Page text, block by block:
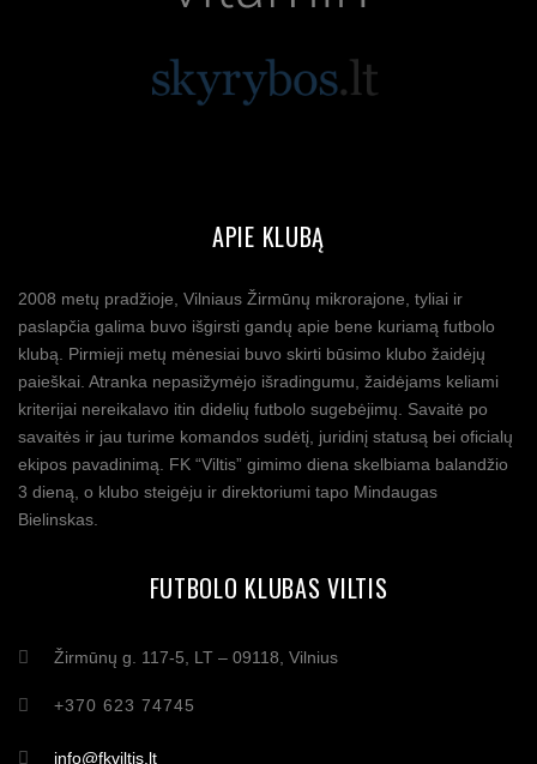
APIE KLUBĄ
2008 metų pradžioje, Vilniaus Žirmūnų mikrorajone, tyliai ir
paslapčia galima buvo išgirsti gandų apie bene kuriamą futbolo
klubą. Pirmieji metų mėnesiai buvo skirti būsimo klubo žaidėjų
paieškai. Atranka nepasižymėjo išradingumu, žaidėjams keliami
kriterijai nereikalavo itin didelių futbolo sugebėjimų. Savaitė po
savaitės ir jau turime komandos sudėtį, juridinį statusą bei oficialų
ekipos pavadinimą. FK “Viltis” gimimo diena skelbiama balandžio
3 dieną, o klubo steigėju ir direktoriumi tapo Mindaugas
Bielinskas.
FUTBOLO KLUBAS VILTIS
Žirmūnų g. 117-5, LT – 09118, Vilnius
+370 623 74745
info@fkviltis.lt